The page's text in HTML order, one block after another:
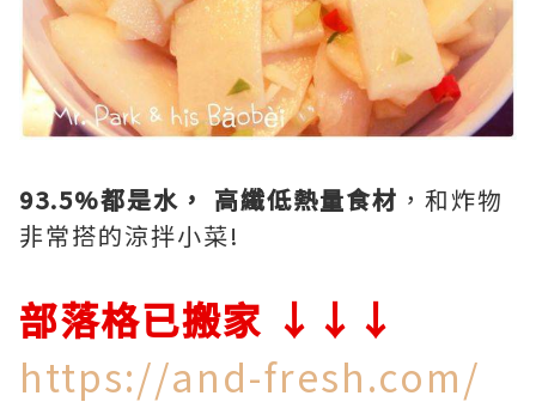
93.5%都是水， 高纖低熱量食材 ，和炸物
非常搭的涼拌小菜!
​​​​部落格已搬家 ↓↓↓
https://and-fresh.com/